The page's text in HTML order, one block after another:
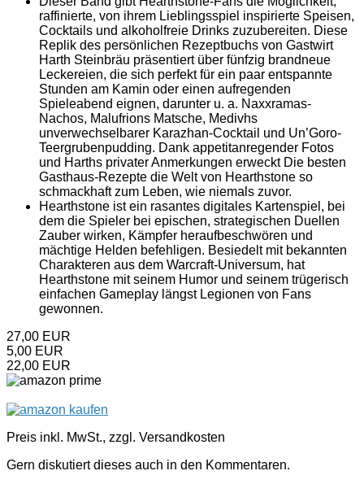
raffinierte, von ihrem Lieblingsspiel inspirierte Speisen,
Cocktails und alkoholfreie Drinks zuzubereiten. Diese
Replik des persönlichen Rezeptbuchs von Gastwirt
Harth Steinbräu präsentiert über fünfzig brandneue
Leckereien, die sich perfekt für ein paar entspannte
Stunden am Kamin oder einen aufregenden
Spieleabend eignen, darunter u. a. Naxxramas-
Nachos, Malufrions Matsche, Medivhs
unverwechselbarer Karazhan-Cocktail und Un’Goro-
Teergrubenpudding. Dank appetitanregender Fotos
und Harths privater Anmerkungen erweckt Die besten
Gasthaus-Rezepte die Welt von Hearthstone so
schmackhaft zum Leben, wie niemals zuvor.
Hearthstone ist ein rasantes digitales Kartenspiel, bei
dem die Spieler bei epischen, strategischen Duellen
Zauber wirken, Kämpfer heraufbeschwören und
mächtige Helden befehligen. Besiedelt mit bekannten
Charakteren aus dem Warcraft-Universum, hat
Hearthstone mit seinem Humor und seinem trügerisch
einfachen Gameplay längst Legionen von Fans
gewonnen.
27,00 EUR
5,00 EUR
22,00 EUR
Preis inkl. MwSt., zzgl. Versandkosten
Gern diskutiert dieses auch in den Kommentaren.